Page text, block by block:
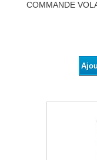
COMMANDE